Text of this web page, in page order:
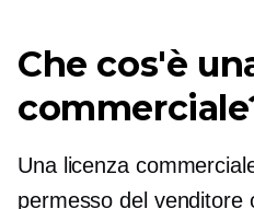
Che cos'è
Una licenza
permesso del venditore